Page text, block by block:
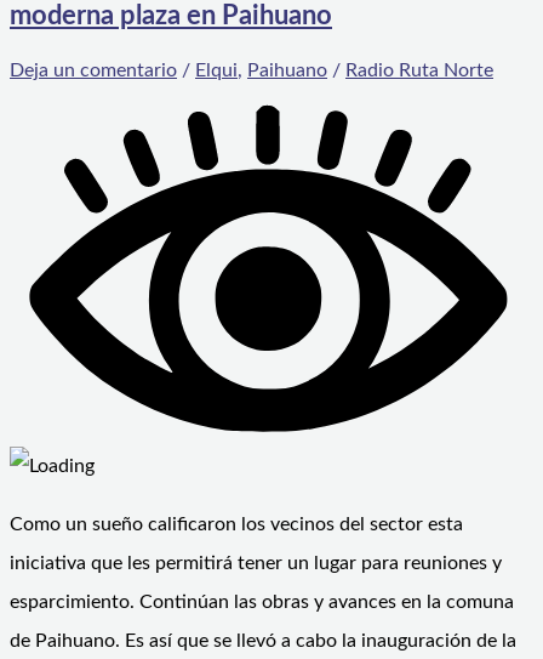
moderna plaza en Paihuano
Deja un comentario / Elqui, Paihuano / Radio Ruta Norte
Como un sueño calificaron los vecinos del sector esta
iniciativa que les permitirá tener un lugar para reuniones y
esparcimiento. Continúan las obras y avances en la comuna
de Paihuano. Es así que se llevó a cabo la inauguración de la